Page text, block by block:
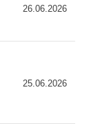
26.06.2026
25.06.2026